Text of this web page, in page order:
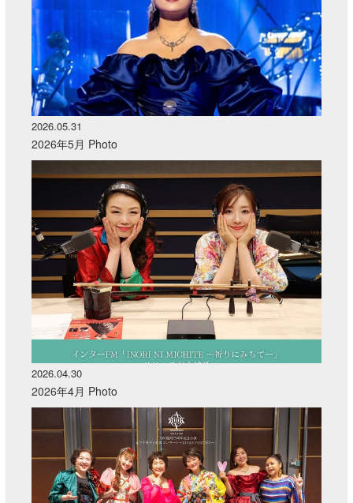
2026.05.31
2026年5月 Photo
2026.04.30
2026年4月 Photo